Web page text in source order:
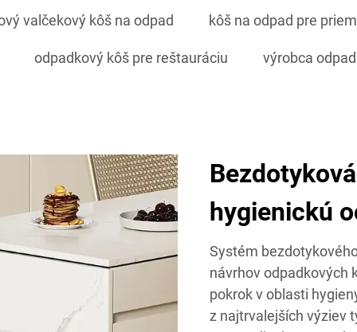
valčekový kôš na odpad kôš na odpad pre
odpadkový kôš pre reštauráciu výrobca
hygienickú
Systém
návrhov odpadkových
pokrok v oblasti
z najtrvalejších výziev